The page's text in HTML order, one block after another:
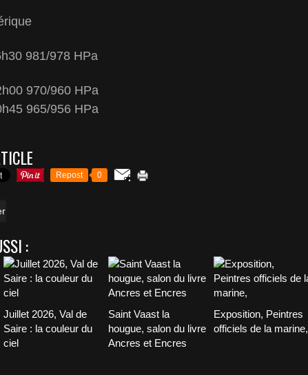
981/978 HPa
970/960 HPa
956 HPa
Repost 0
:
Juillet 2026, Val de
Saire : la couleur du
ciel
Saint Vaast la
hougue, salon du livre
Ancres et Encres
Exposition, Peintres
officiels de la marine,